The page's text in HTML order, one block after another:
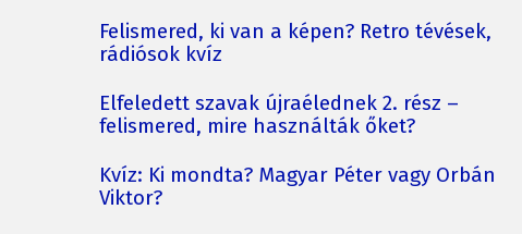
Felismered, ki van a képen? Retro tévések,
rádiósok kvíz
Elfeledett szavak újraélednek 2. rész –
felismered, mire használták őket?
Kvíz: Ki mondta? Magyar Péter vagy Orbán
Viktor?